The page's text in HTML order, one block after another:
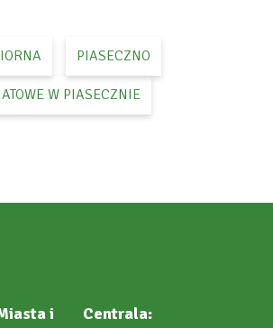
PIASECZNO
W PIASECZNIE
i
Centrala: